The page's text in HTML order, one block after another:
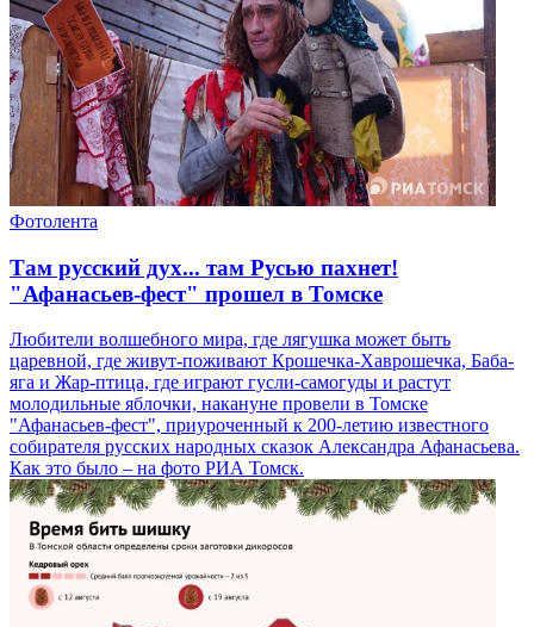
Фотолента
Там русский дух... там Русью пахнет!
"Афанасьев-фест" прошел в Томске
Любители волшебного мира, где лягушка может быть
царевной, где живут-поживают Крошечка-Хаврошечка, Баба-
яга и Жар-птица, где играют гусли-самогуды и растут
молодильные яблочки, накануне провели в Томске
"Афанасьев-фест", приуроченный к 200-летию известного
собирателя русских народных сказок Александра Афанасьева.
Как это было – на фото РИА Томск.